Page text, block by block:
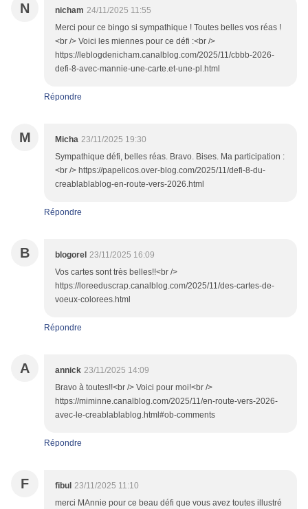
N nicham 24/11/2025 11:55
Merci pour ce bingo si sympathique ! Toutes belles vos réas !
<br /> Voici les miennes pour ce défi :<br />
https://leblogdenicham.canalblog.com/2025/11/cbbb-2026-
defi-8-avec-mannie-une-carte.et-une-pl.html
Répondre
M Micha 23/11/2025 19:30
Sympathique défi, belles réas. Bravo. Bises. Ma participation :
<br /> https://papelicos.over-blog.com/2025/11/defi-8-du-
creablablablog-en-route-vers-2026.html
Répondre
B blogorel 23/11/2025 16:09
Vos cartes sont très belles!!<br />
https://loreeduscrap.canalblog.com/2025/11/des-cartes-de-
voeux-colorees.html
Répondre
A annick 23/11/2025 14:09
Bravo à toutes!!<br /> Voici pour moi!<br />
https://miminne.canalblog.com/2025/11/en-route-vers-2026-
avec-le-creablablablog.html#ob-comments
Répondre
F fibul 23/11/2025 11:10
merci MAnnie pour ce beau défi que vous avez toutes illustré